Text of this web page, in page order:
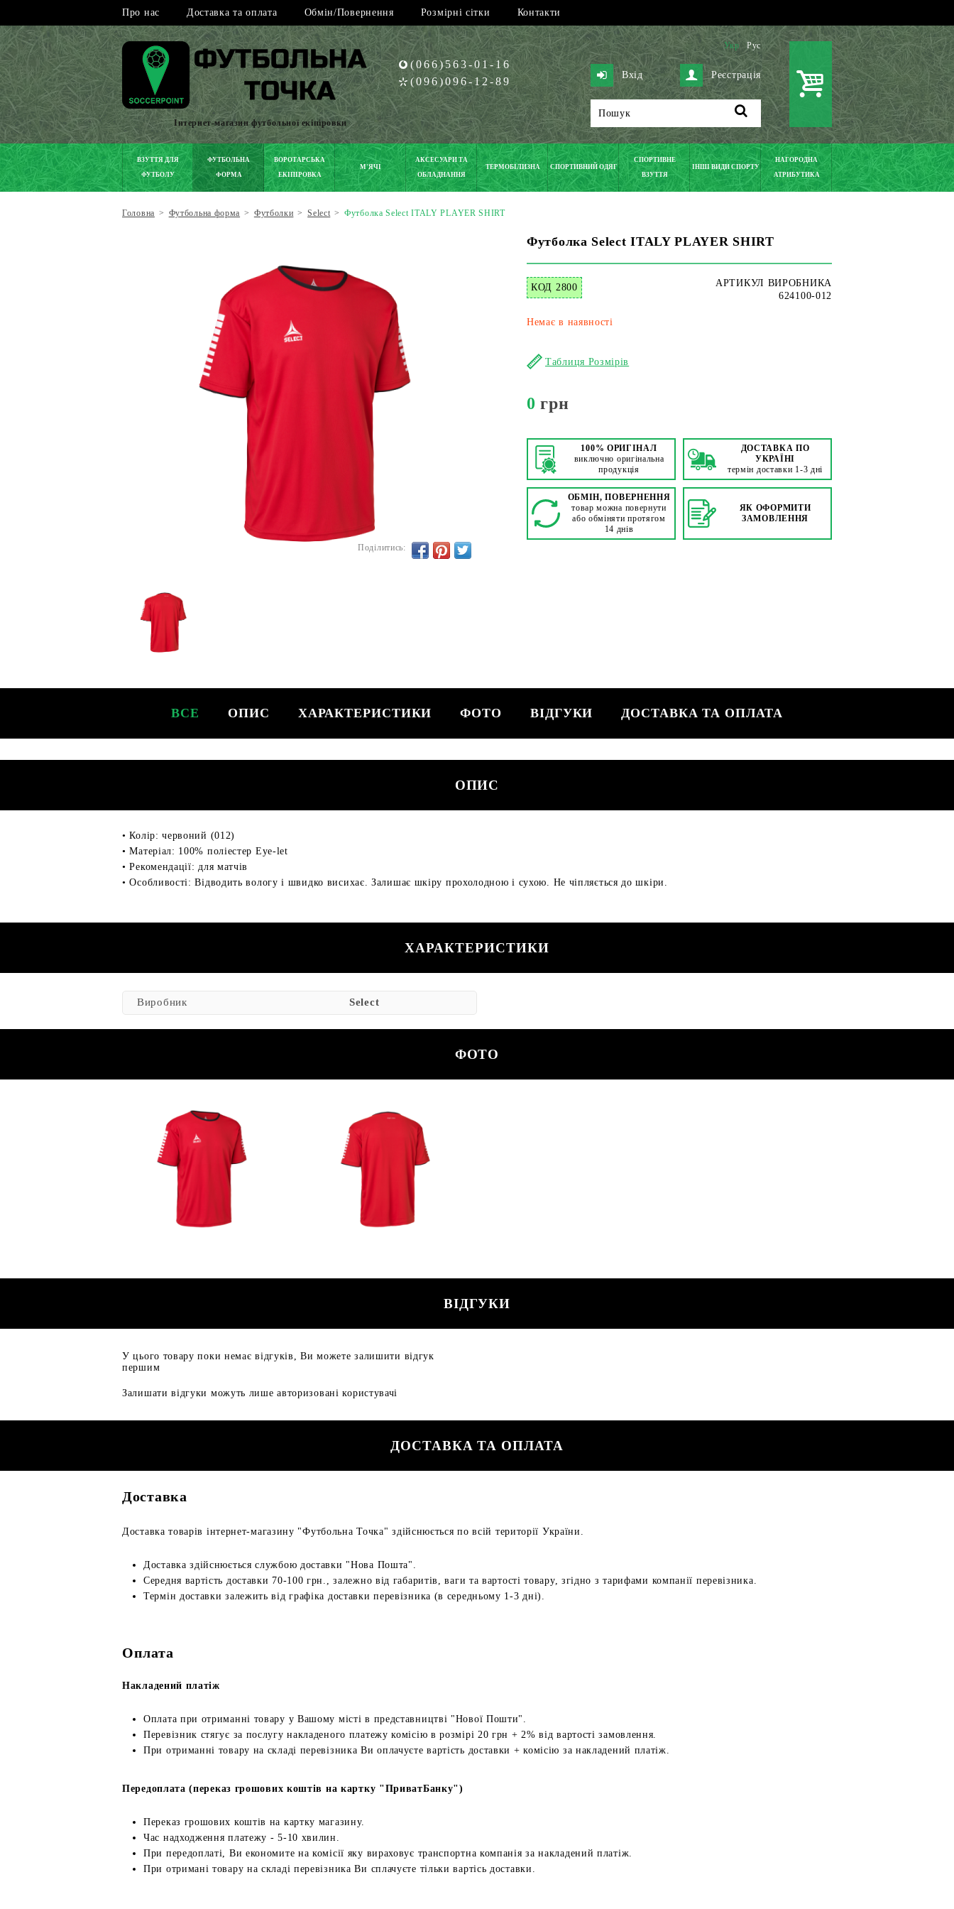
Про нас Доставка та оплата Обмін/Повернення Розмірні сітки Контакти
Інтернет-магазин футбольної екіпіровки
(066)563-01-16
(096)096-12-89
Укр Рус
Вхід Реєстрація
ВЗУТТЯ ДЛЯ
ФУТБОЛУ
ФУТБОЛЬНА
ФОРМА
ВОРОТАРСЬКА
ЕКІПІРОВКА
М'ЯЧІ
АКСЕСУАРИ ТА
ОБЛАДНАННЯ
ТЕРМОБІЛИЗНА СПОРТИВНИЙ ОДЯГ
СПОРТИВНЕ
ВЗУТТЯ
ІНШІ ВИДИ СПОРТУ
НАГОРОДНА
АТРИБУТИКА
Головна > Футбольна форма > Футболки > Select > Футболка Select ITALY PLAYER SHIRT
Футболка Select ITALY PLAYER SHIRT
КОД 2800
АРТИКУЛ ВИРОБНИКА
624100-012
Поділитись:
Немає в наявності
Таблиця Розмірів
0 грн
100% ОРИГІНАЛ
виключно оригінальна
продукція
ДОСТАВКА ПО
УКРАЇНІ
термін доставки 1-3 дні
ОБМІН, ПОВЕРНЕННЯ
товар можна повернути
або обміняти протягом
14 днів
ЯК ОФОРМИТИ
ЗАМОВЛЕННЯ
ВСЕ ОПИС ХАРАКТЕРИСТИКИ ФОТО ВІДГУКИ ДОСТАВКА ТА ОПЛАТА
ОПИС
• Колір: червоний (012)
• Матеріал: 100% поліестер Eye-let
• Рекомендації: для матчів
• Особливості: Відводить вологу і швидко висихає. Залишає шкіру прохолодною і сухою. Не чіпляється до шкіри.
ХАРАКТЕРИСТИКИ
Виробник Select
ФОТО
ВІДГУКИ
У цього товару поки немає відгуків, Ви можете залишити відгук
першим
Залишати відгуки можуть лише авторизовані користувачі
ДОСТАВКА ТА ОПЛАТА
Доставка
Доставка товарів інтернет-магазину "Футбольна Точка" здійснюється по всій території України.
Доставка здійснюється службою доставки "Нова Пошта".
Середня вартість доставки 70-100 грн., залежно від габаритів, ваги та вартості товару, згідно з тарифами компанії перевізника.
Термін доставки залежить від графіка доставки перевізника (в середньому 1-3 дні).
Оплата
Накладений платіж
Оплата при отриманні товару у Вашому місті в представництві "Нової Пошти".
Перевізник стягує за послугу накладеного платежу комісію в розмірі 20 грн + 2% від вартості замовлення.
При отриманні товару на складі перевізника Ви оплачуєте вартість доставки + комісію за накладений платіж.
Передоплата (переказ грошових коштів на картку "ПриватБанку")
Переказ грошових коштів на картку магазину.
Час надходження платежу - 5-10 хвилин.
При передоплаті, Ви економите на комісії яку вираховує транспортна компанія за накладений платіж.
При отримані товару на складі перевізника Ви сплачуєте тільки вартісь доставки.